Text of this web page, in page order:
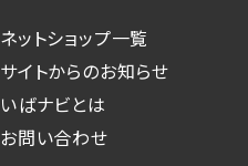
ネットショップ一覧
サイトからのお知らせ
いばナビとは
お問い合わせ